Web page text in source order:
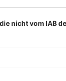
Datenschutz